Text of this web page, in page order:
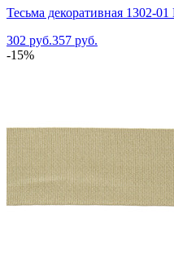
Тесьма декоративная 1302-01
302 руб.357 руб.
-15%